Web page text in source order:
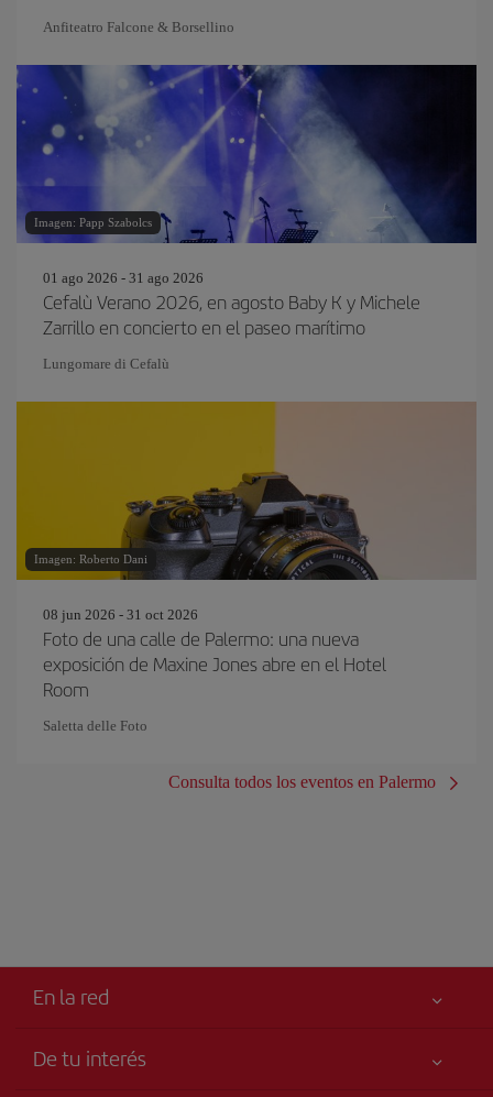
Anfiteatro Falcone & Borsellino
Imagen: Papp Szabolcs
01 ago 2026 - 31 ago 2026
Cefalù Verano 2026, en agosto Baby K y Michele
Zarrillo en concierto en el paseo marítimo
Lungomare di Cefalù
Imagen: Roberto Dani
08 jun 2026 - 31 oct 2026
Foto de una calle de Palermo: una nueva
exposición de Maxine Jones abre en el Hotel
Room
Saletta delle Foto
Consulta todos los eventos en Palermo
En la red
De tu interés